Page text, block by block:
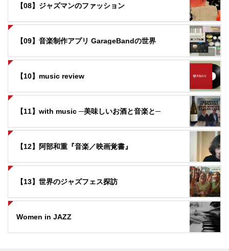
【08】ジャズマンのファッション
【09】音楽制作アプリ GarageBandの世界
【10】music review
【11】with music ─美味しいお酒と音楽と─
【12】阿部和重『音楽／映画覚書』
【13】世界のジャズフェス探訪
Women in JAZZ